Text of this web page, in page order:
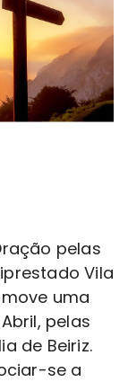
pelas
Vila
uma
pelas
de Beiriz.
se a